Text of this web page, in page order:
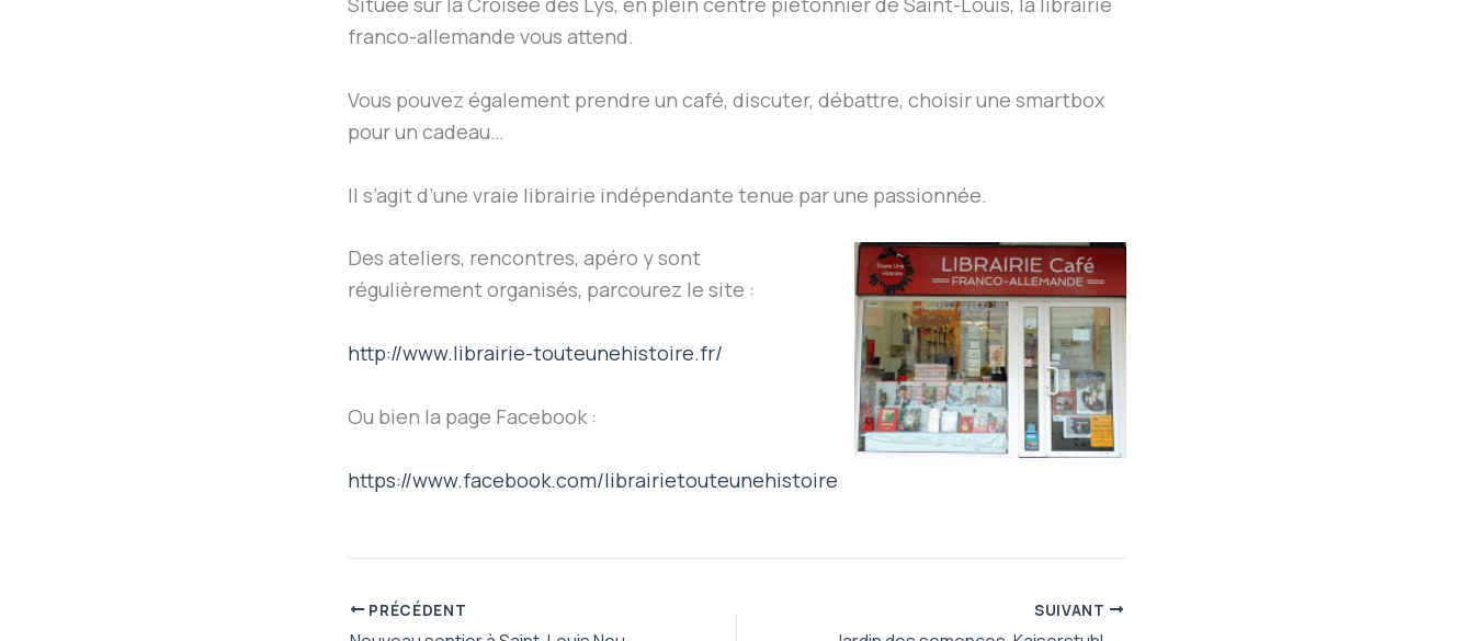
franco-allemande vous attend.
Vous pouvez également prendre un café, discuter, débattre, choisir une smartbox
pour un cadeau…
Il s’agit d’une vraie librairie indépendante tenue par une passionnée.
Des ateliers, rencontres, apéro y sont
régulièrement organisés, parcourez le site :
http://www.librairie-touteunehistoire.fr/
Ou bien la page Facebook :
https://www.facebook.com/librairietouteunehistoire
PRÉCÉDENT SUIVANT